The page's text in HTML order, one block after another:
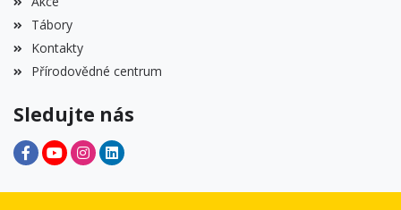
Tábory
Kontakty
Přírodovědné centrum
Sledujte nás